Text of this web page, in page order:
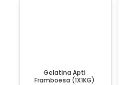
Gelatina Apti
Framboesa (1X1KG)